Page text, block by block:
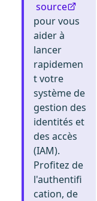
source
pour vous
aider à
lancer
rapidemen
t votre
système de
gestion des
identités et
des accès
(IAM).
Profitez de
l'authentifi
cation, de